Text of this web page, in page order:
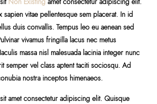
sapien vitae pellentesque sem placerat. In id
duis convallis. Tempus leo eu aenean sed
vivamus fringilla lacus nec metus
massa nisl malesuada lacinia integer nunc
semper vel class aptent taciti sociosqu. Ad
nostra inceptos himenaeos.
amet consectetur adipiscing elit. Quisque